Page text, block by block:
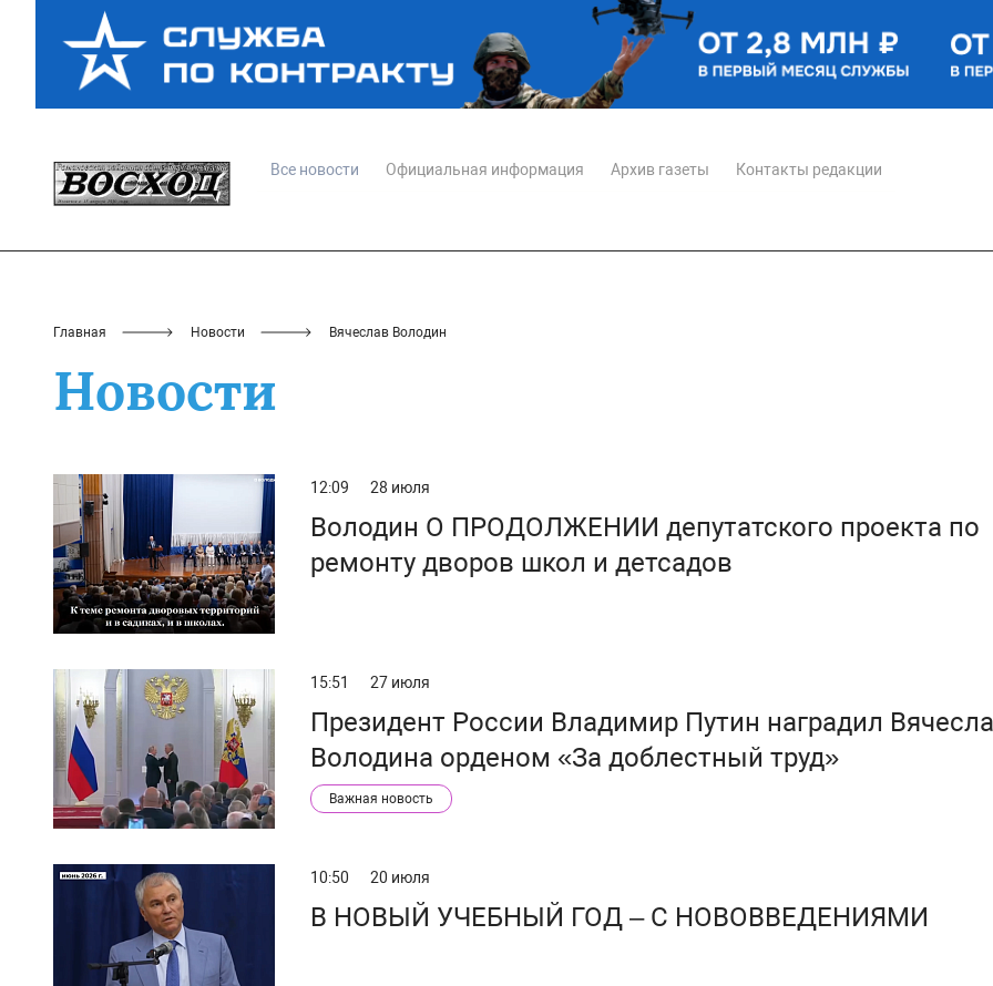
Все новости Официальная информация Архив газеты Контакты редакции
Главная Новости Вячеслав Володин
Новости
12:09 28 июля
Володин О ПРОДОЛЖЕНИИ депутатского проекта по
ремонту дворов школ и детсадов
15:51 27 июля
Президент России Владимир Путин наградил
Володина орденом «За доблестный труд»
Важная новость
10:50 20 июля
В НОВЫЙ УЧЕБНЫЙ ГОД – С НОВОВВЕДЕНИЯМИ